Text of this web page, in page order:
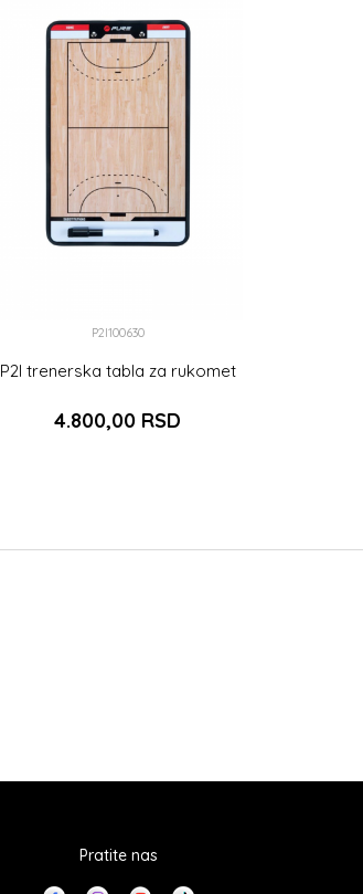
P2I100630
P2I trenerska tabla za rukomet
4.800,00 RSD
Pratite nas